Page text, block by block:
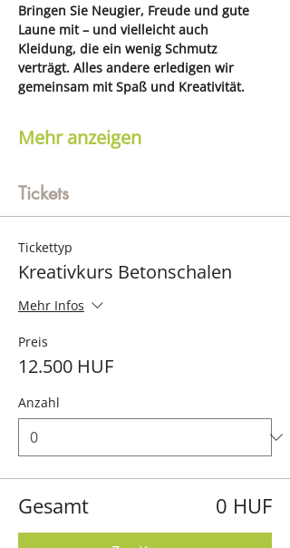
Bringen Sie Neugier, Freude und gute
Laune mit – und vielleicht auch
Kleidung, die ein wenig Schmutz
verträgt. Alles andere erledigen wir
gemeinsam mit Spaß und Kreativität.
Mehr anzeigen
Tickets
Tickettyp
Kreativkurs Betonschalen
Mehr Infos
Preis
12.500 HUF
Anzahl
Gesamt 0 HUF